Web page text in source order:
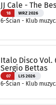
JJ Cale - The
18 WRZ 2026
6-Ścian - Klub
Italo Disco Vol.
Sergio Bettas
07 LIS 2026
6-Ścian - Klub